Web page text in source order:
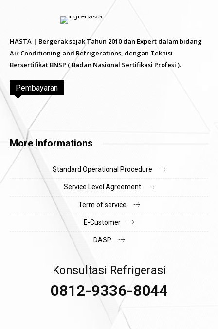
HASTA | Bergerak sejak Tahun 2010 dan Expert dalam bidang
Air Conditioning and Refrigerations, dengan Teknisi
Bersertifikat BNSP ( Badan Nasional Sertifikasi Profesi ).
Pembayaran
More informations
Standard Operational Procedure
Service Level Agreement
Term of service
E-Customer
DASP
Konsultasi Refrigerasi
0812-9336-8044